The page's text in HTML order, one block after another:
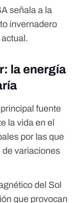
señala a la
invernadero
la energía
fuente
la vida en el
por las que
de variaciones
del Sol
que provocan